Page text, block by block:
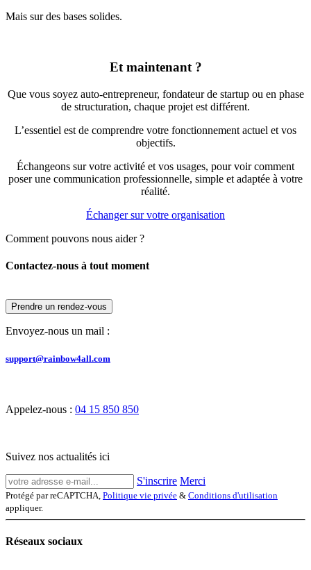
Mais sur des bases solides.
Et maintenant ?
Que vous soyez auto-entrepreneur, fondateur de startup ou en phase
de structuration, chaque projet est différent.
L’essentiel est de comprendre votre fonctionnement actuel et vos
objectifs.
Échangeons sur votre activité et vos usages, pour voir comment
poser une communication professionnelle, simple et adaptée à votre
réalité.
Échanger sur votre organisation
Comment pouvons nous aider ?
Contactez-nous à tout moment
Prendre un rendez-vous
Envoyez-nous un mail :
support@rainbow4all.com
Appelez-nous : 04 15 850 850
Suivez nos actualités ici
S'inscrire Merci
Protégé par reCAPTCHA, Politique vie privée & Conditions d'utilisation
appliquer.
Réseaux sociaux